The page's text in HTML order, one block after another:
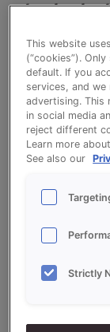
Plaatkoek:
Bekijk het
aardbei
10000
4000 g -
This website
(“cookies”).
default. If you
services, and
advertising. This
in social media
reject different
Learn more
See also our
Strictly